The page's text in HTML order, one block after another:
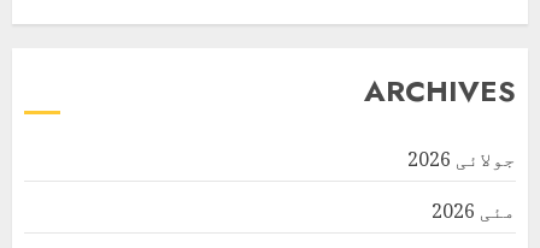
ARCHIVES
جولائی 2026
مئی 2026